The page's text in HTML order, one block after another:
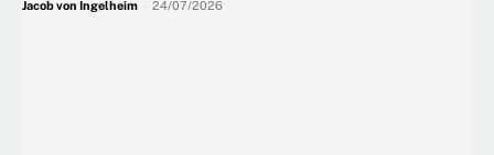
Jacob von Ingelheim 24/07/2026